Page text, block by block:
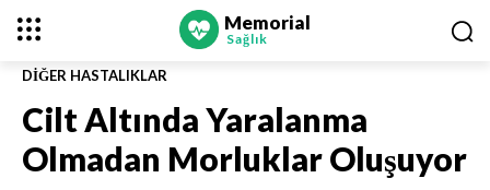
Memorial
Sağlık
DIĞER HASTALIKLAR
Cilt Altında Yaralanma
Olmadan Morluklar Oluşuyor